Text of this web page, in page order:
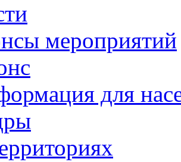
мероприятий
для